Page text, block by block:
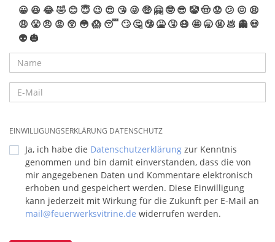
😀 😆 😂🤣 😊 😇 😉 😍 😘 😜 🤑 🤗 🤓 😎 🤡🤠 😟 😕 😖 😫
😩 😤 😠 😡 😲 😳 😱 😴 🙄 🤔 🤥 🤮 🤧 😷 🤩 🥱 🤬 💩 👻 💀
👽 🎃
EINWILLIGUNGSERKLÄRUNG DATENSCHUTZ
Ja, ich habe die Datenschutzerklärung zur Kenntnis
genommen und bin damit einverstanden, dass die von
mir angegebenen Daten und Kommentare elektronisch
erhoben und gespeichert werden. Diese Einwilligung
kann jederzeit mit Wirkung für die Zukunft per E-Mail an
mail@feuerwerksvitrine.de widerrufen werden.